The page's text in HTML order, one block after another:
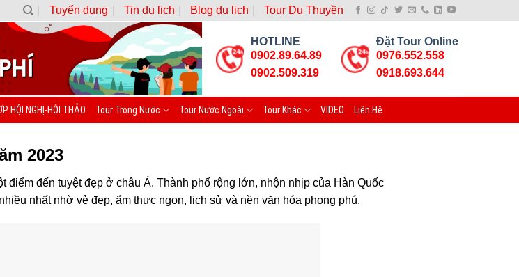
Tuyển dụng Tin du lịch Blog du lịch Tour Du Thuyền
HOTLINE
0902.89.64.89
0902.509.319
Đặt Tour Online
0976.552.558
0918.693.644
HỘI NGHỊ-HỘI THẢO Tour Trong Nước Tour Nước Ngoài Tour Khác VIDEO Liên Hệ
2023
đến tuyệt đẹp ở châu Á. Thành phố rộng lớn, nhộn nhịp của Hàn Quốc
nhất nhờ vẻ đẹp, ẩm thực ngon, lịch sử và nền văn hóa phong phú.